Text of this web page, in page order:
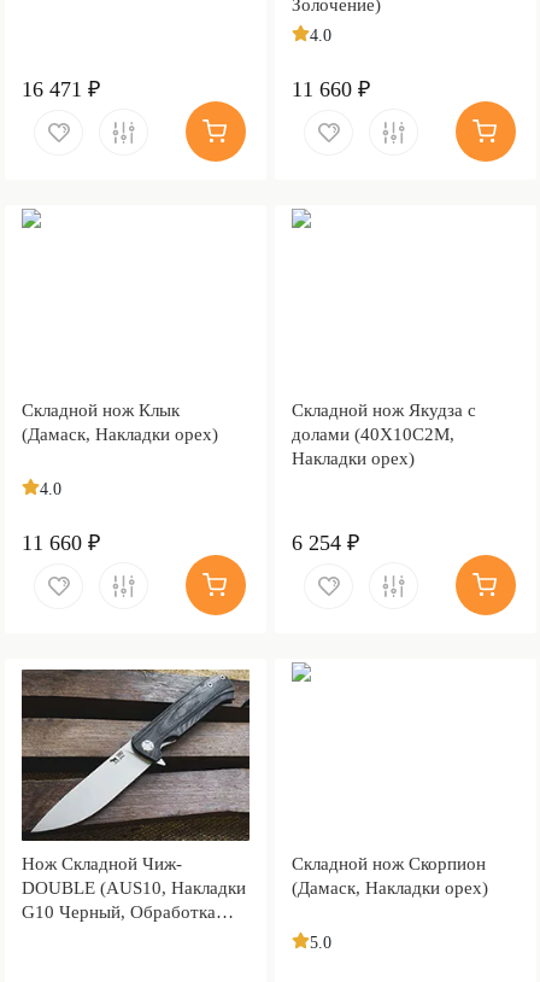
16 471 ₽
Золочение)
4.0
11 660 ₽
Складной нож Клык
(Дамаск, Накладки орех)
4.0
11 660 ₽
Складной нож Якудза с
долами (40Х10С2М,
Накладки орех)
6 254 ₽
Нож Складной Чиж-
DOUBLE (AUS10, Накладки
G10 Черный, Обработка
Складной нож Скорпион
(Дамаск, Накладки орех)
5.0